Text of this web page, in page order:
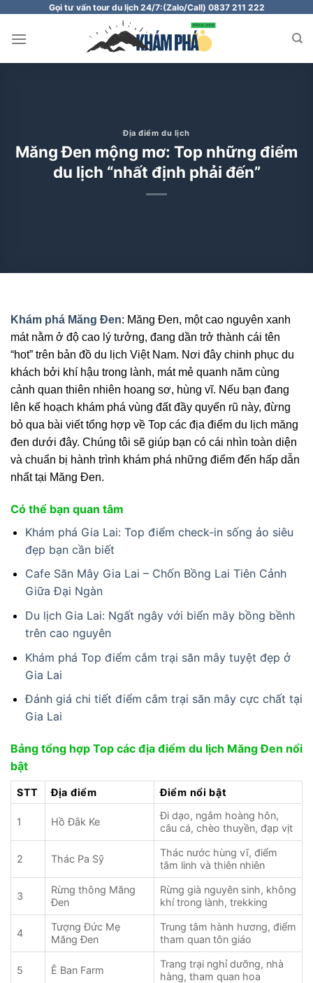
nội
dung
Gọi tư vấn tour du lịch 24/7:(Zalo/Call) 0837 211 222
Địa điểm du lịch
Măng Đen mộng mơ: Top những điểm
du lịch “nhất định phải đến”
Khám phá Măng Đen: Măng Đen, một cao nguyên xanh
mát nằm ở độ cao lý tưởng, đang dần trở thành cái tên
“hot” trên bản đồ du lịch Việt Nam. Nơi đây chinh phục du
khách bởi khí hậu trong lành, mát mẻ quanh năm cùng
cảnh quan thiên nhiên hoang sơ, hùng vĩ. Nếu bạn đang
lên kế hoạch khám phá vùng đất đầy quyến rũ này, đừng
bỏ qua bài viết tổng hợp về Top các địa điểm du lịch măng
đen dưới đây. Chúng tôi sẽ giúp bạn có cái nhìn toàn diện
và chuẩn bị hành trình khám phá những điểm đến hấp dẫn
nhất tại Măng Đen.
Có thể bạn quan tâm
Khám phá Gia Lai: Top điểm check-in sống ảo siêu
đẹp bạn cần biết
Cafe Săn Mây Gia Lai – Chốn Bồng Lai Tiên Cảnh
Giữa Đại Ngàn
Du lịch Gia Lai: Ngất ngây với biển mây bồng bềnh
trên cao nguyên
Khám phá Top điểm cắm trại săn mây tuyệt đẹp ở
Gia Lai
Đánh giá chi tiết điểm cắm trại săn mây cực chất tại
Gia Lai
Bảng tổng hợp Top các địa điểm du lịch Măng Đen nổi
bật
STT Địa điểm Điểm nổi bật
1 Hồ Đắk Ke
Đi dạo, ngắm hoàng hôn,
câu cá, chèo thuyền, đạp vịt
2 Thác Pa Sỹ
Thác nước hùng vĩ, điểm
tâm linh và thiên nhiên
3
Rừng thông Măng
Đen
Rừng già nguyên sinh, không
khí trong lành, trekking
4
Tượng Đức Mẹ
Măng Đen
Trung tâm hành hương, điểm
tham quan tôn giáo
5 Ê Ban Farm
Trang trại nghỉ dưỡng, nhà
hàng, tham quan hoa